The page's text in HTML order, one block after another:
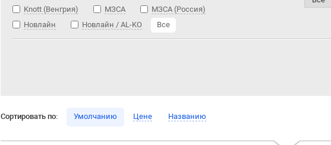
Knott (Венгрия)
МЗСА
МЗСА (Россия)
Новлайн
Новлайн / AL-KO Все
Сортировать по: Умолчанию Цене Названию